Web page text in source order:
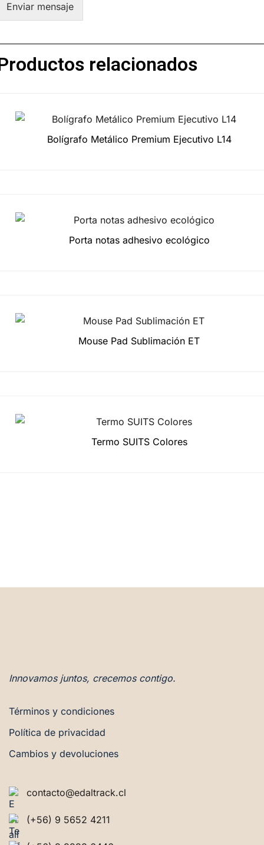
Enviar mensaje
relacionados
Bolígrafo Metálico Premium Ejecutivo L14
Porta notas adhesivo ecológico
Mouse Pad Sublimación ET
Termo SUITS Colores
Innovamos juntos, crecemos contigo.
Términos y condiciones
Política de privacidad
Cambios y devoluciones
contacto@edaltrack.cl
(+56) 9 5652 4211